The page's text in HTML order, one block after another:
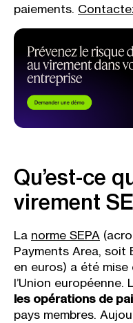
paiements.
Qu’est-ce
virement
La norme SEPA
Payments Area, soit
en euros) a été
l’Union européenne.
les opérations de
pays membres.